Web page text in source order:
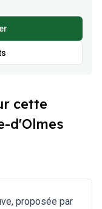
cette
d'Olmes
proposée par